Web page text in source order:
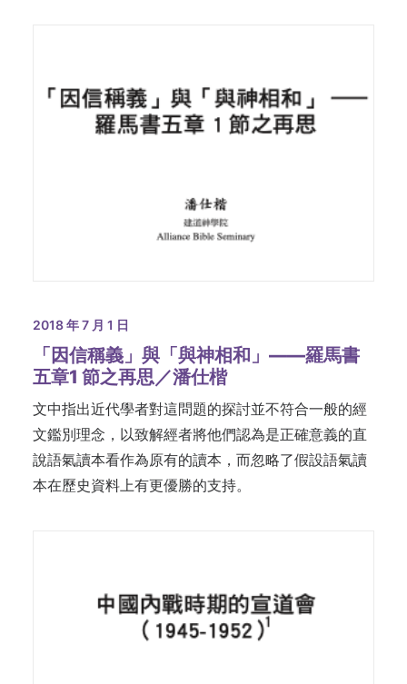
2018 年 7 月 1 日
「因信稱義」與「與神相和」——羅馬書
五章1 節之再思／潘仕楷
文中指出近代學者對這問題的探討並不符合一般的經
文鑑別理念，以致解經者將他們認為是正確意義的直
說語氣讀本看作為原有的讀本，而忽略了假設語氣讀
本在歷史資料上有更優勝的支持。